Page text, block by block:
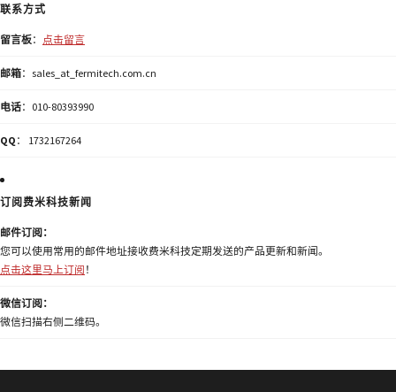
联系方式
留言板： 点击留言
邮箱：sales_at_fermitech.com.cn
电话：010-80393990
QQ ： 1732167264
订阅费米科技新闻
邮件订阅：
您可以使用常用的邮件地址接收费米科技定期发送的产品更新和新闻。
点击这里马上订阅 ！
微信订阅：
微信扫描右侧二维码。